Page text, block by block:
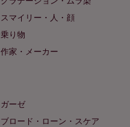
スマイリー・人・顔
乗り物
作家・メーカー
ガーゼ
ブロード・ローン・スケア